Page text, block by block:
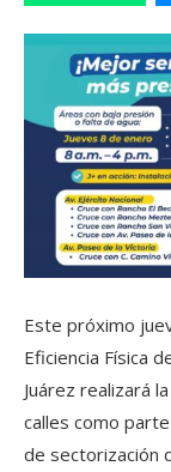
Este próximo
Eficiencia Física
Juárez realizará
calles como
de sectorización